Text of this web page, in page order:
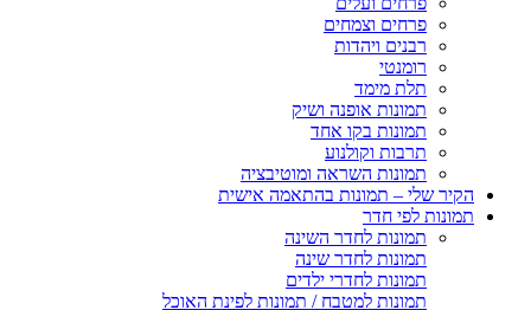
פרחים וצמחים
רבנים ויהדות
רומנטי
תלת מימד
תמונות אופנה ושיק
תמונות בקו אחד
תרבות וקולנוע
תמונות השראה ומוטיבציה
הקיר שלי – תמונות בהתאמה אישית
תמונות לפי חדר
תמונות לחדר השינה
תמונות לחדר שינה
תמונות לחדרי ילדים
תמונות למטבח / תמונות לפינת האוכל